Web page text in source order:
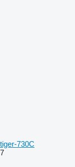
tiger-730C
7